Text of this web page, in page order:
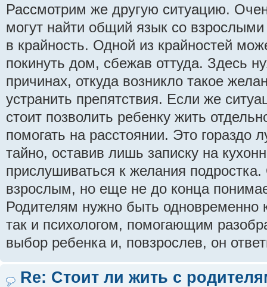
Рассмотрим же другую ситуацию.
могут найти общий язык со
в крайность. Одной из крайностей
покинуть дом, сбежав оттуда. Здесь
причинах, откуда возникло такое
устранить препятствия. Если же
стоит позволить ребенку жить
помогать на расстоянии. Это гораздо
тайно, оставив лишь записку на
прислушиваться к желания
взрослым, но еще не до конца
Родителям нужно быть одновременно
так и психологом, помогающим
выбор ребенка и, повзрослев, он
Re: Стоит ли жить с